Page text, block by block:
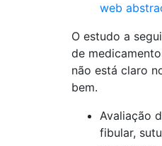
web
O estudo a
de
não está claro
bem.
Avaliação
fibular,